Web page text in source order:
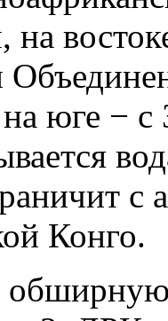
на
юге −
с
Конго.